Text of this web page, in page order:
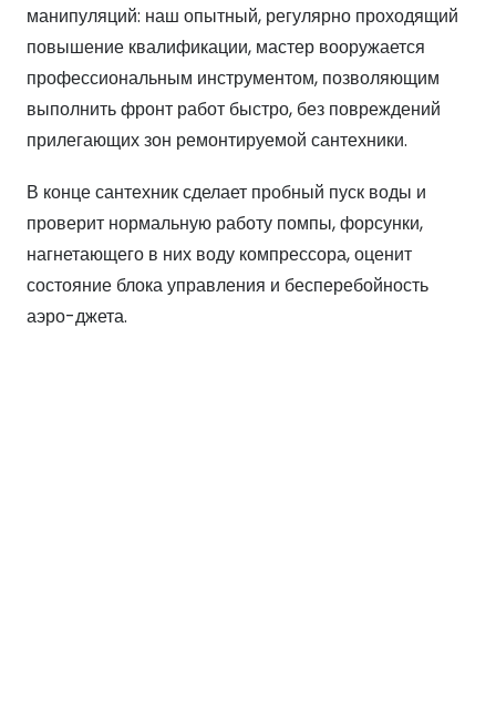
манипуляций: наш опытный, регулярно проходящий
повышение квалификации, мастер вооружается
профессиональным инструментом, позволяющим
выполнить фронт работ быстро, без повреждений
прилегающих зон ремонтируемой сантехники.
В конце сантехник сделает пробный пуск воды и
проверит нормальную работу помпы, форсунки,
нагнетающего в них воду компрессора, оценит
состояние блока управления и бесперебойность
аэро-джета.